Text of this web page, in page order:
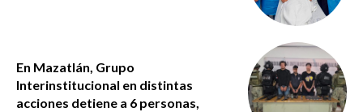
En Mazatlán, Grupo
Interinstitucional en distintas
acciones detiene a 6 personas,